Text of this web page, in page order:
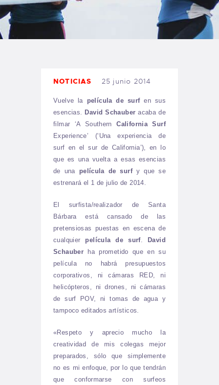
TIENDA FAMILY SURFERS
WEBCAM SALINAS
PEDIDOS
NOTICIAS 25 junio 2014
Vuelve la película de surfen sus
esencias.
David Schauber acaba de
filmar ‘A SouthernCalifornia Surf
Experience’ (‘Una experiencia de
surf en el sur de California’), en lo
que es una vuelta a esas esencias
de una película de surfy que se
estrenará el 1 de julio de 2014.
El surfista/realizador de Santa
Bárbara está cansado de las
pretensiosas puestas en escena de
cualquier película de surf. David
Schauber ha prometido que en su
película no habrá presupuestos
corporativos, ni cámaras RED, ni
helicópteros, ni drones, ni cámaras
de surf POV, ni tomas de agua y
tampoco editados artísticos.
«Respeto y aprecio mucho la
creatividad de mis colegas mejor
preparados, sólo que simplemente
no es mi enfoque, por lo que tendrán
que conformarse con surfeos